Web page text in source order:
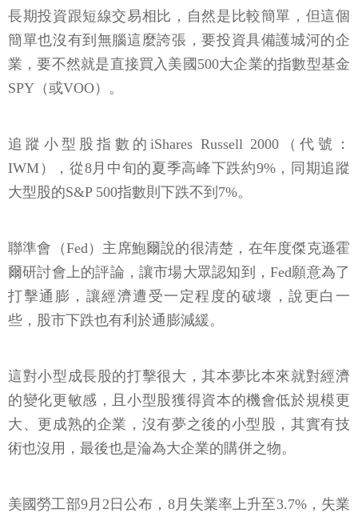
長期投資跟短線交易相比，自然是比較簡單，但這個
簡單也沒有到無腦這麼誇張，要投資具備護城河的企
業，要不然就是直接買入美國500大企業的指數型基金
SPY（或VOO）。
追蹤小型股指數的iShares Russell 2000（代號：
IWM），從8月中旬的夏季高峰下跌約9%，同期追蹤
大型股的S&P 500指數則下跌不到7%。
聯準會（Fed）主席鮑爾說的很清楚，在年度傑克遜霍
爾研討會上的評論，讓市場大眾認知到，Fed願意為了
打擊通膨，讓經濟遭受一定程度的破壞，說更白一
些，股市下跌也有利於通膨減緩。
這對小型成長股的打擊很大，其本夢比本來就對經濟
的變化更敏感，且小型股獲得資本的機會低於規模更
大、更成熟的企業，沒有夢之後的小型股，其實有技
術也沒用，最後也是淪為大企業的購併之物。
美國勞工部9月2日公布，8月失業率上升至3.7%，失業